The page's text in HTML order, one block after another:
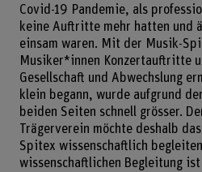
Covid-19 Pandemie, als
keine Auftritte mehr hatten und
einsam waren. Mit der Musik-
Musiker*innen Konzertauftritte
Gesellschaft und Abwechslung
klein begann, wurde aufgrund
beiden Seiten schnell grösser.
Trägerverein möchte deshalb
Spitex wissenschaftlich
wissenschaftlichen Begleitung